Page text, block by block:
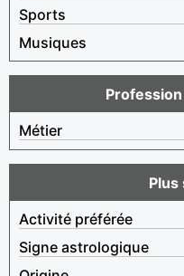
Sports
Musiques
Métier
Plus
Activité préférée
Signe astrologique